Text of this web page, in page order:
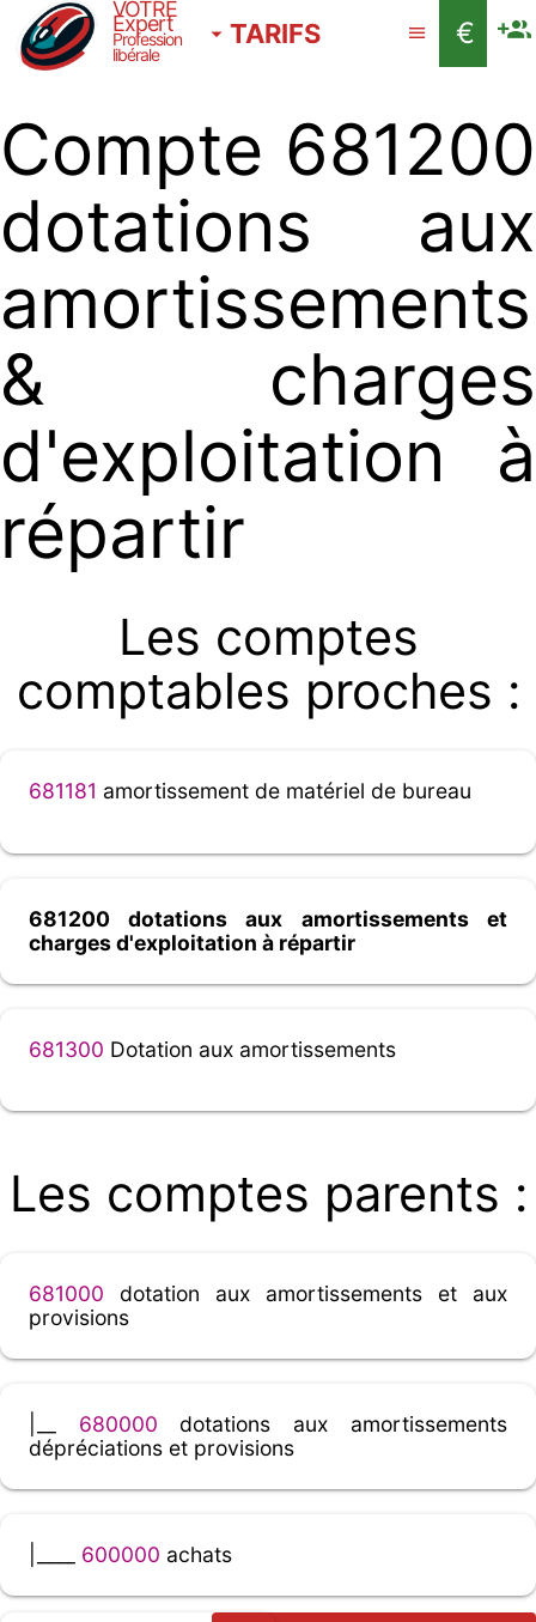
VOTRE
Expert
Profession
libérale
TARIFS €
Compte 681200
dotations aux
amortissements
& charges
d'exploitation à
répartir
Les comptes
comptables proches :
681181 amortissement de matériel de bureau
681200 dotations aux amortissements et
charges d'exploitation à répartir
681300 Dotation aux amortissements
Les comptes parents :
681000 dotation aux amortissements et aux
provisions
680000 dotations aux amortissements
dépréciations et provisions
600000 achats